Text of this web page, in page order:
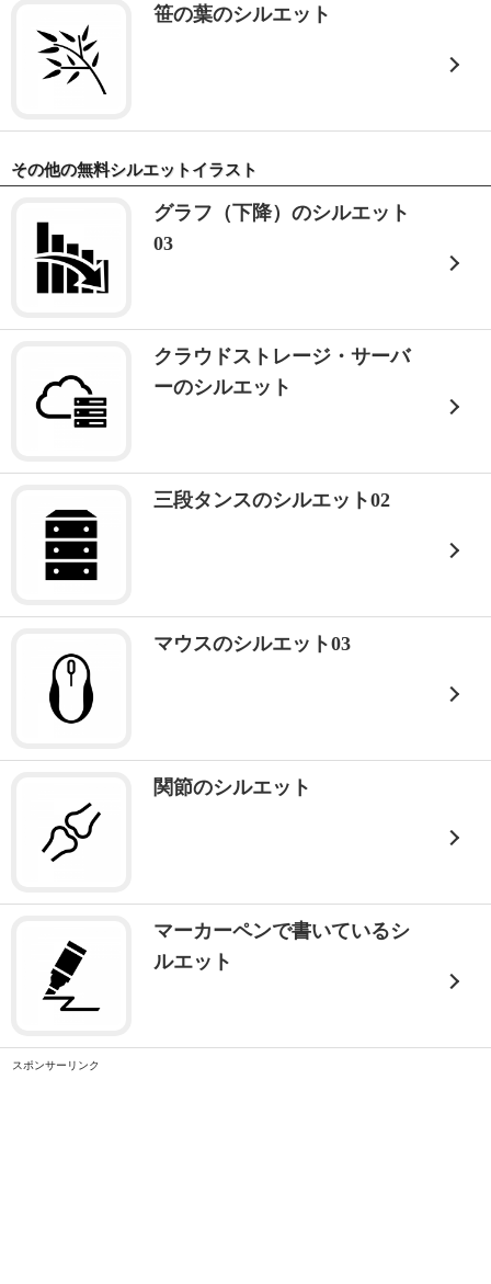
笹の葉のシルエット
その他の無料シルエットイラスト
グラフ（下降）のシルエット
03
クラウドストレージ・サーバ
ーのシルエット
三段タンスのシルエット02
マウスのシルエット03
関節のシルエット
マーカーペンで書いているシ
ルエット
スポンサーリンク